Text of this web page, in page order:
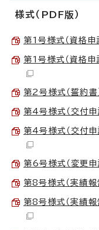
様式（PDF版）
第1号様式（資格
第1号様式（資格
第2号様式（誓約
第4号様式（交付
第4号様式（交付
第6号様式（変更
第8号様式（実績
第8号様式（実績